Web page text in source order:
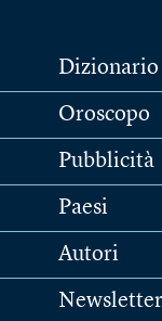
Oroscopo
Pubblicità
Paesi
Autori
Newsletter